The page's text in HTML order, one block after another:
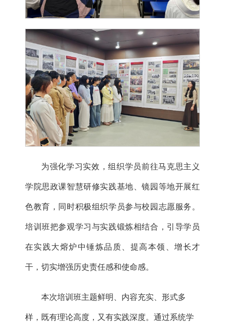
为强化学习实效，组织学员前往马克思主义
学院思政课智慧研修实践基地、镜园等地开展红
色教育，同时积极组织学员参与校园志愿服务。
培训班把参观学习与实践锻炼相结合，引导学员
在实践大熔炉中锤炼品质、提高本领、增长才
干，切实增强历史责任感和使命感。
本次培训班主题鲜明、内容充实、形式多
样，既有理论高度，又有实践深度。通过系统学